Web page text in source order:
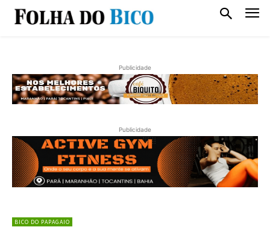
Publicidade
Publicidade
BICO DO PAPAGAIO